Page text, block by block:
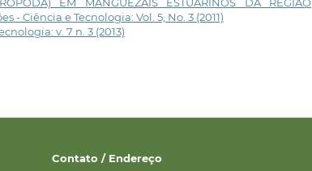
- Ciência e Tecnologia: Vol. 5, No. 3 (2011)
v. 7 n. 3 (2013)
Contato / Endereço